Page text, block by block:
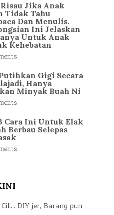
Jika Anak
Tidak Tahu
Dan Menulis.
Ini Jelaskan
Untuk Anak
Kehebatan
Gigi Secara
Hanya
Minyak Buah Ni
Cara Ini Untuk Elak
Berbau Selepas
DIY jer, Barang pun